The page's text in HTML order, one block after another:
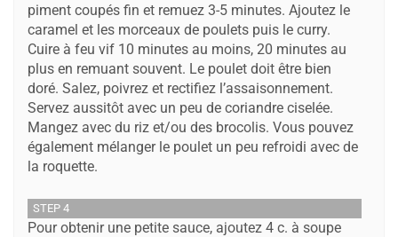
piment coupés fin et remuez 3-5 minutes. Ajoutez le
caramel et les morceaux de poulets puis le curry.
Cuire à feu vif 10 minutes au moins, 20 minutes au
plus en remuant souvent. Le poulet doit être bien
doré. Salez, poivrez et rectifiez l’assaisonnement.
Servez aussitôt avec un peu de coriandre ciselée.
Mangez avec du riz et/ou des brocolis. Vous pouvez
également mélanger le poulet un peu refroidi avec de
la roquette.
STEP 4
​Pour obtenir une petite sauce, ajoutez 4 c. à soupe